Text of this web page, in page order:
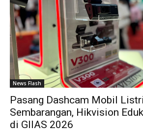
News Flash
Pasang Dashcam Mobil
Sembarangan, Hikvision
di GIIAS 2026